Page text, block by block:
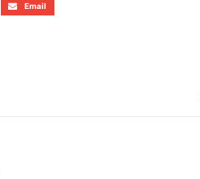
Email